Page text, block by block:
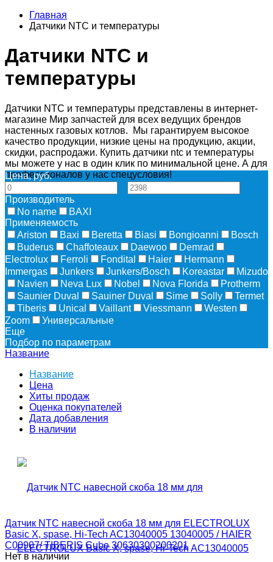
Главная
Датчики NTC и температуры
Датчики NTC и
температуры
Датчики NTC и температуры представлены в интернет-
магазине Мир запчастей для всех ведущих брендов
настенных газовых котлов. Мы гарантируем высокое
качество продукции, низкие цены на продукцию, акции,
скидки, распродажи. Купить датчики ntc и температуры
мы можете у нас в один клик по минимальной цене. А для
профессионалов у нас спецусловия!
Цена, руб.
Производитель
No name
BAXI
Применяемость
Ariston
Baxi Beretta Biasi Bongioanni
Bosch
Buderus
Chaffoteaux Daewoo
Demrad
Electrolux
Ferroli Fondital Haier
Hermann
Immergas
Junkers Junkers/Bosch Koreastar
Mizudо
Navien
Neva Lux Nobel Nova Florida
Protherm
Saunier Duval
Sauiner Duval Sime Solly
Termet
Tiberis
Unical Vaillant Viessmann
Westen
Zoom
Универсальные
Еще
Подбор по параметрам
Название
Название
Цена
Хиты продаж
Оценка покупателей
Дата добавления
В наличии
Датчик NTC навесной скоба 18 мм для ELECTROLUX
Basic X, spase, Hi-Tech AC13040005 13040005 / HAIER
C00907/ TIBERIS Cube 30630300200201
Нет в наличии